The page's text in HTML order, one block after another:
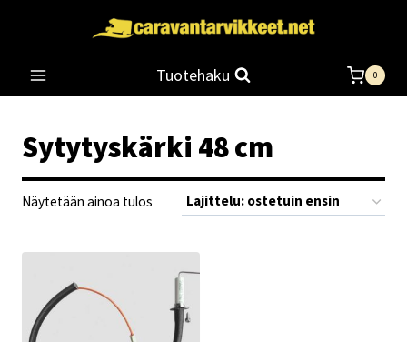
Tuotehaku 0
Sytytyskärki 48 cm
Näytetään ainoa tulos